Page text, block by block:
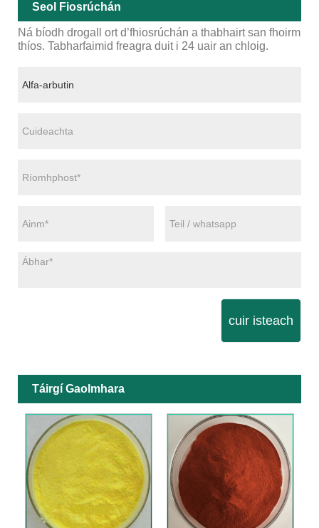
Seol Fiosrúchán
Ná bíodh drogall ort d’fhiosrúchán a thabhairt san fhoirm
thíos. Tabharfaimid freagra duit i 24 uair an chloig.
cuir isteach
Táirgí Gaolmhara